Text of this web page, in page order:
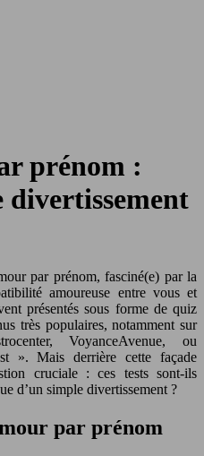
prénom :
divertissement
par prénom, fasciné(e) par la
amoureuse entre vous et
présentés sous forme de quiz
très populaires, notamment sur
VoyanceAvenue, ou
». Mais derrière cette façade
cruciale : ces tests sont-ils
d’un simple divertissement ?
par prénom